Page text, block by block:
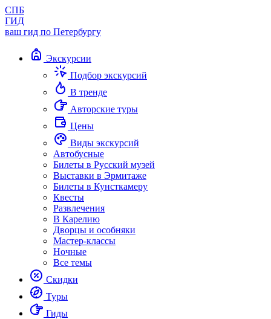
СПБ
ГИД
ваш гид по Петербургу
Экскурсии
Подбор экскурсий
В тренде
Авторские туры
Цены
Виды экскурсий
Автобусные
Билеты в Русский музей
Выставки в Эрмитаже
Билеты в Кунсткамеру
Квесты
Развлечения
В Карелию
Дворцы и особняки
Мастер-классы
Ночные
Все темы
Скидки
Туры
Гиды